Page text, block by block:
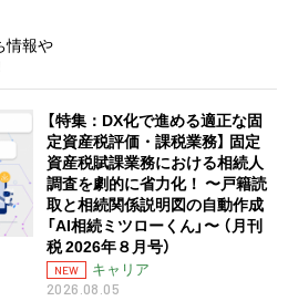
情報や
【特集：DX化で進める適正な固
定資産税評価・課税業務】 固定
資産税賦課業務における相続人
調査を劇的に省力化！ 〜戸籍読
取と相続関係説明図の自動作成
「AI相続ミツローくん」〜 （月刊
税 2026年８月号）
NEW
キャリア
2026.08.05